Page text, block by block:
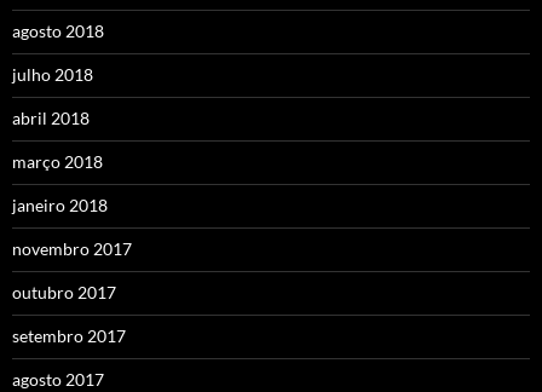
agosto 2018
julho 2018
abril 2018
março 2018
janeiro 2018
novembro 2017
outubro 2017
setembro 2017
agosto 2017